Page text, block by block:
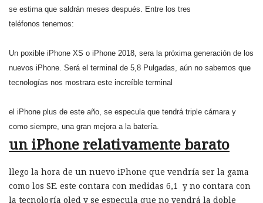
se estima que saldrán meses después. Entre los tres
teléfonos tenemos:
Un poxible iPhone XS o iPhone 2018, sera la próxima generación de los
nuevos iPhone. Será el terminal de 5,8 Pulgadas, aún no sabemos que
tecnologías nos mostrara este increíble terminal
el iPhone plus de este año, se especula que tendrá triple cámara y
como siempre, una gran mejora a la batería.
un iPhone relativamente barato
llego la hora de un nuevo iPhone que vendría ser la gama
como los SE. este contara con medidas 6,1 y no contara con
la tecnología oled y se especula que no vendrá la doble